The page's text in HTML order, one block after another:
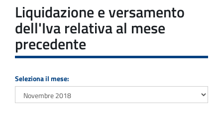
Liquidazione e versamento
dell'Iva relativa al mese
precedente
Seleziona il mese: